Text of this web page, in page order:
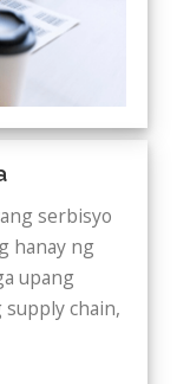
serbisyo
hanay ng
upang
supply chain,